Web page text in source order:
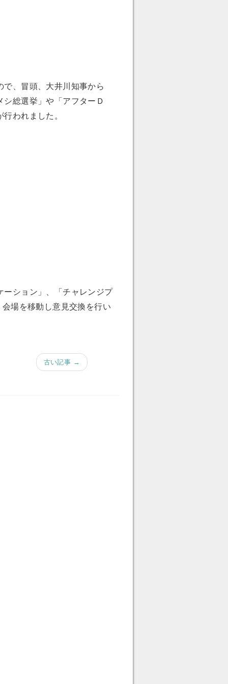
、冒頭、大井川知事から
総選挙」や「アフターＤ
われました。
ーション」、「チャレンジプ
場を移動し意見交換を行い
古い記事 →